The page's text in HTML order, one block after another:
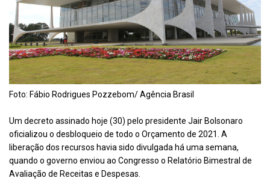
Foto: Fábio Rodrigues Pozzebom/ Agência Brasil
Um decreto assinado hoje (30) pelo presidente Jair Bolsonaro
oficializou o desbloqueio de todo o Orçamento de 2021. A
liberação dos recursos havia sido divulgada há uma semana,
quando o governo enviou ao Congresso o Relatório Bimestral de
Avaliação de Receitas e Despesas.